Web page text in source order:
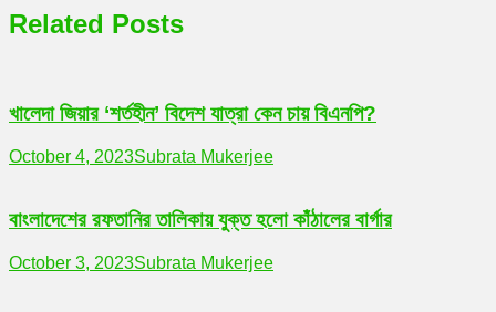
Related Posts
খালেদা জিয়ার ‘শর্তহীন’ বিদেশ যাত্রা কেন চায় বিএনপি?
October 4, 2023Subrata Mukerjee
বাংলাদেশের রফতানির তালিকায় যুক্ত হলো কাঁঠালের বার্গার
October 3, 2023Subrata Mukerjee